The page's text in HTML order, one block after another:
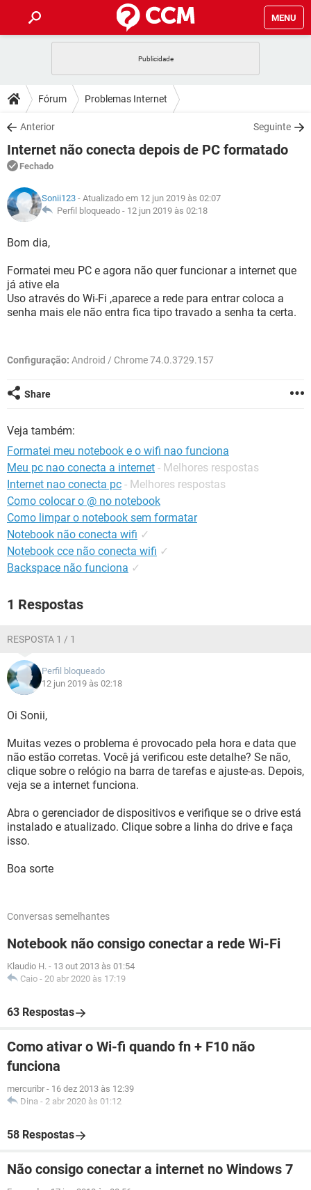
MENU
CELULAR FACEBOOK
OUTLOOK
INSTAGRAM GMAIL
GUIA DE COMPRAS
DICAS
JOGOS WHATSAPP
OUTLOOK
INSTAGRAM
GUIA DE COMPRAS
DOWNLOADS
JOGOS WHATSAPP
CELULAR
OUTLOOK EXCEL
INSTAGRAM
GUIA DE COMPRAS
FÓRUM
JOGOS
CELULAR FACEBOOK
GUIA DE COMPRAS
GLOSSÁRIO
JOGOS
CELULAR
OUTLOOK EXCEL
INSTAGRAM GMAIL
GUIA DE COMPRAS
Fórum Problemas Internet
Anterior Seguinte
Internet não conecta depois de PC formatado
Fechado
Sonii123 - Atualizado em 12 jun 2019 às 02:07
Perfil bloqueado - 12 jun 2019 às 02:18
Bom dia,
Formatei meu PC e agora não quer funcionar a internet que
já ative ela
Uso através do Wi-Fi ,aparece a rede para entrar coloca a
senha mais ele não entra fica tipo travado a senha ta certa.
Configuração: Android / Chrome 74.0.3729.157
Share
Veja também:
Formatei meu notebook e o wifi nao funciona
Meu pc nao conecta a internet - Melhores respostas
Internet nao conecta pc - Melhores respostas
Como colocar o @ no notebook
Como limpar o notebook sem formatar
Notebook não conecta wifi ✓
Notebook cce não conecta wifi ✓
Backspace não funciona ✓
1 Respostas
RESPOSTA 1 / 1
Perfil bloqueado
12 jun 2019 às 02:18
Oi Sonii,
Muitas vezes o problema é provocado pela hora e data que
não estão corretas. Você já verificou este detalhe? Se não,
clique sobre o relógio na barra de tarefas e ajuste-as. Depois,
veja se a internet funciona.
Abra o gerenciador de dispositivos e verifique se o drive está
instalado e atualizado. Clique sobre a linha do drive e faça
isso.
Boa sorte
Conversas semelhantes
Notebook não consigo conectar a rede Wi-Fi
Klaudio H. - 13 out 2013 às 01:54
Caio - 20 abr 2020 às 17:19
63 Respostas
Como ativar o Wi-fi quando fn + F10 não
funciona
mercuribr - 16 dez 2013 às 12:39
Dina - 2 abr 2020 às 01:12
58 Respostas
Não consigo conectar a internet no Windows 7